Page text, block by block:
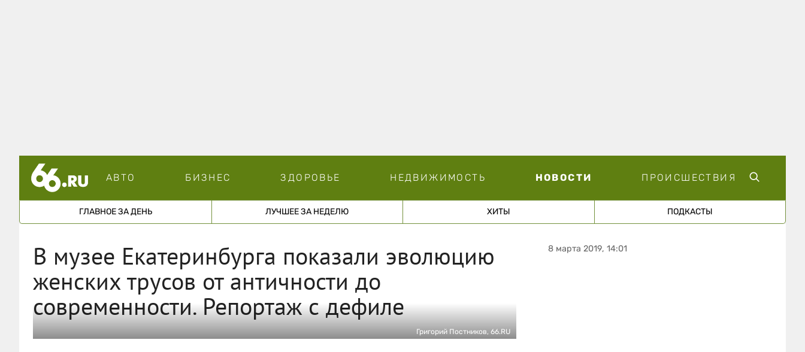
АВТО БИЗНЕС ЗДОРОВЬЕ НЕДВИЖИМОСТЬ НОВОСТИ ПРОИСШЕСТВИЯ
ГЛАВНОЕ ЗА ДЕНЬ ЛУЧШЕЕ ЗА НЕДЕЛЮ ХИТЫ ПОДКАСТЫ
В музее Екатеринбурга показали эволюцию
женских трусов от античности до
современности. Репортаж с дефиле
Григорий Постников, 66.RU
8 марта 2019, 14:01